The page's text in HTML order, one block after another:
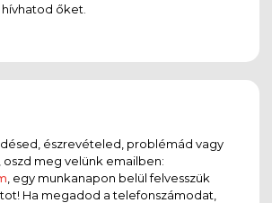
hívhatod őket.
észrevételed, problémád vagy
meg velünk emailben:
, egy munkanapon belül felvesszük
Ha megadod a telefonszámodat,